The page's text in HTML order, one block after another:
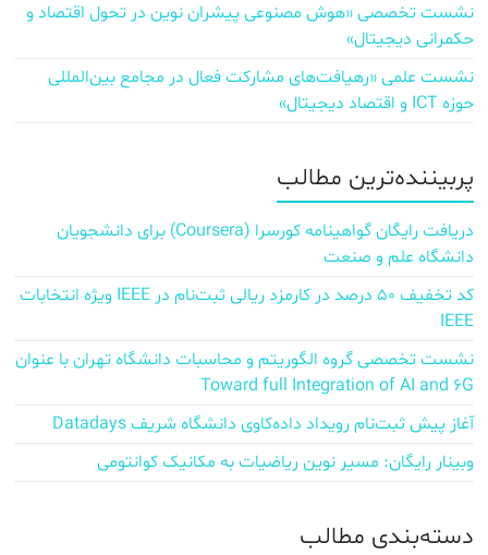
نشست تخصصی «هوش مصنوعی پیشران نوین در تحول اقتصاد و
حکمرانی دیجیتال»
نشست علمی «رهیافت‌های مشارکت فعال در مجامع بین‌المللی
حوزه ICT و اقتصاد دیجیتال»
پربیننده‌ترین مطالب
دریافت رایگان گواهینامه کورسرا (Coursera) برای دانشجویان
دانشگاه علم و صنعت
کد تخفیف ۵۰ درصد در کارمزد ریالی ثبت‌نام در IEEE ویژه انتخابات
IEEE
نشست تخصصی گروه الگوریتم و محاسبات دانشگاه تهران با عنوان
Toward full Integration of AI and 6G
آغاز پیش‌ ثبت‌نام رویداد داده‌کاوی دانشگاه شریف Datadays
وبینار رایگان: مسیر نوین ریاضیات به مکانیک کوانتومی
دسته‌بندی مطالب